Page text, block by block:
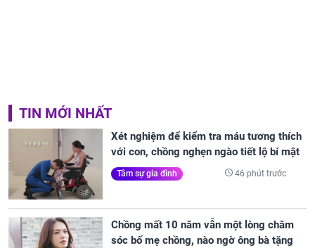
TIN MỚI NHẤT
Xét nghiệm để kiểm tra máu tương thích
với con, chồng nghẹn ngào tiết lộ bí mật
Tâm sự gia đình 46 phút trước
Chồng mất 10 năm vẫn một lòng chăm
sóc bố mẹ chồng, nào ngờ ông bà tặng